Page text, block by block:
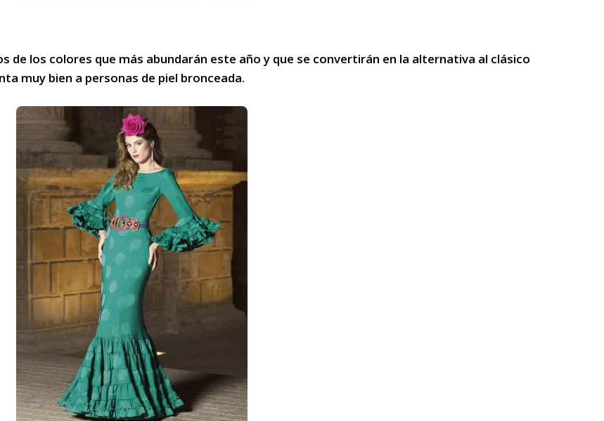
de los colores que más abundarán este año y que se convertirán en la alternativa al clásico
muy bien a personas de piel bronceada.